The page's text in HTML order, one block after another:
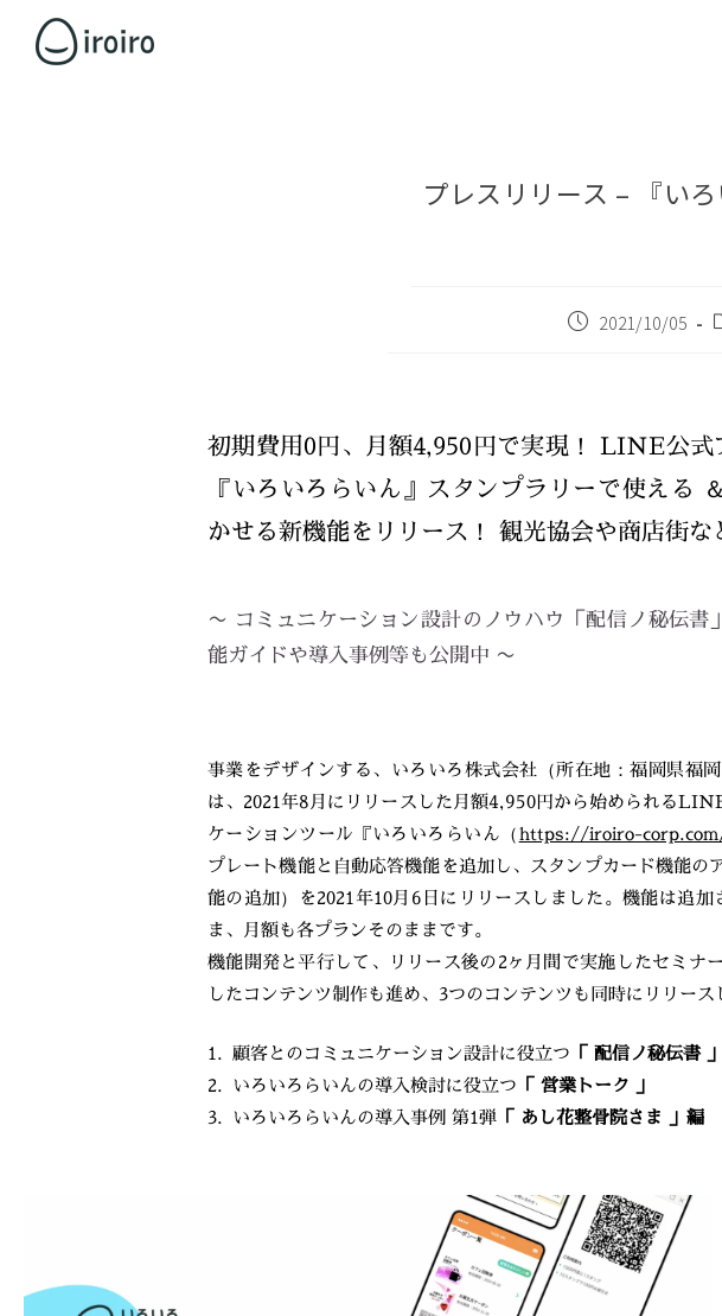
プレスリリース – 『い
2021/10/05
初期費用0円、月額4,950円で実現！ LINE公式
『いろいろらいん』スタンプラリーで使える
かせる新機能をリリース！ 観光協会や商店街な
〜 コミュニケーション設計のノウハウ「配信ノ秘伝書
能ガイドや導入事例等も公開中 〜
事業をデザインする、いろいろ株式会社（所在地：福岡県福
は、2021年8月にリリースした月額4,950円から始められる
ケーションツール『いろいろらいん（https://iroiro-
プレート機能と自動応答機能を追加し、スタンプカード機能の
能の追加）を2021年10月6日にリリースしました。機能は追
ま、月額も各プランそのままです。
機能開発と平行して、リリース後の2ヶ月間で実施したセミナ
したコンテンツ制作も進め、3つのコンテンツも同時にリリース
1. 顧客とのコミュニケーション設計に役立つ 「 配信ノ秘伝書 」
2. いろいろらいんの導入検討に役立つ 「 営業トーク 」
3. いろいろらいんの導入事例 第1弾 「 あし花整骨院さま 」編